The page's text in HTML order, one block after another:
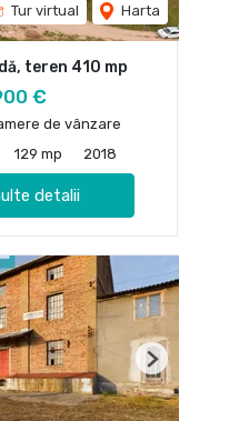
Tur virtual Harta
teren 410 mp
€
de vânzare
129 mp 2018
detalii
Next